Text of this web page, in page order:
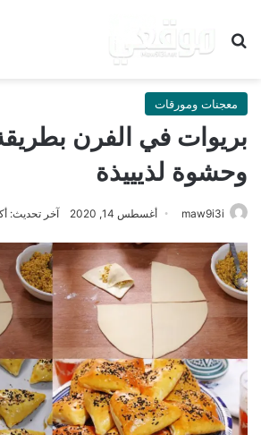
بحث عن
معجنات ومورقات
بريوات في الفرن
وحشوة لذيييذة
maw9i3i أغسطس 14, 2020 آخر تحديث: أكتوبر